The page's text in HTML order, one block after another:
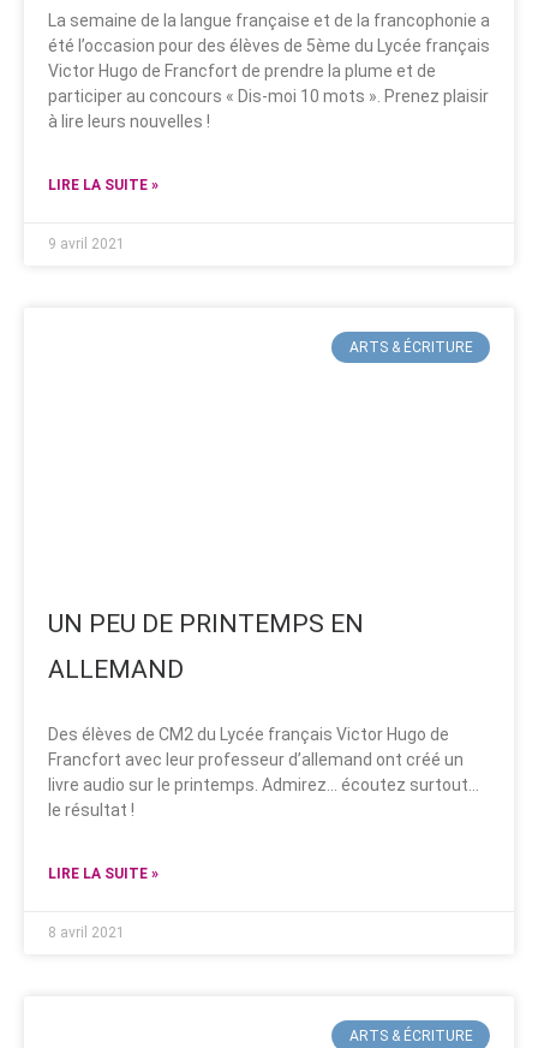
La semaine de la langue française et de la francophonie a
été l’occasion pour des élèves de 5ème du Lycée français
Victor Hugo de Francfort de prendre la plume et de
participer au concours « Dis-moi 10 mots ». Prenez plaisir
à lire leurs nouvelles !
LIRE LA SUITE »
9 avril 2021
ARTS & ÉCRITURE
UN PEU DE PRINTEMPS EN
ALLEMAND
Des élèves de CM2 du Lycée français Victor Hugo de
Francfort avec leur professeur d’allemand ont créé un
livre audio sur le printemps. Admirez… écoutez surtout…
le résultat !
LIRE LA SUITE »
8 avril 2021
ARTS & ÉCRITURE